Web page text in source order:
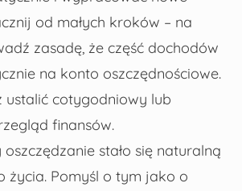
od małych kroków – na
zasadę, że część dochodów
na konto oszczędnościowe.
ustalić cotygodniowy lub
finansów.
stało się naturalną
życia. Pomyśl o tym jako o